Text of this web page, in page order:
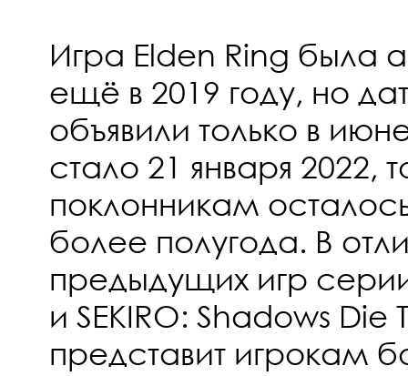
Игра Elden Ring была
ещё в 2019 году, но
объявили только в
стало 21 января 2022,
поклонникам
более полугода. В
предыдущих игр
и SEKIRO: Shadows Die
представит игрокам